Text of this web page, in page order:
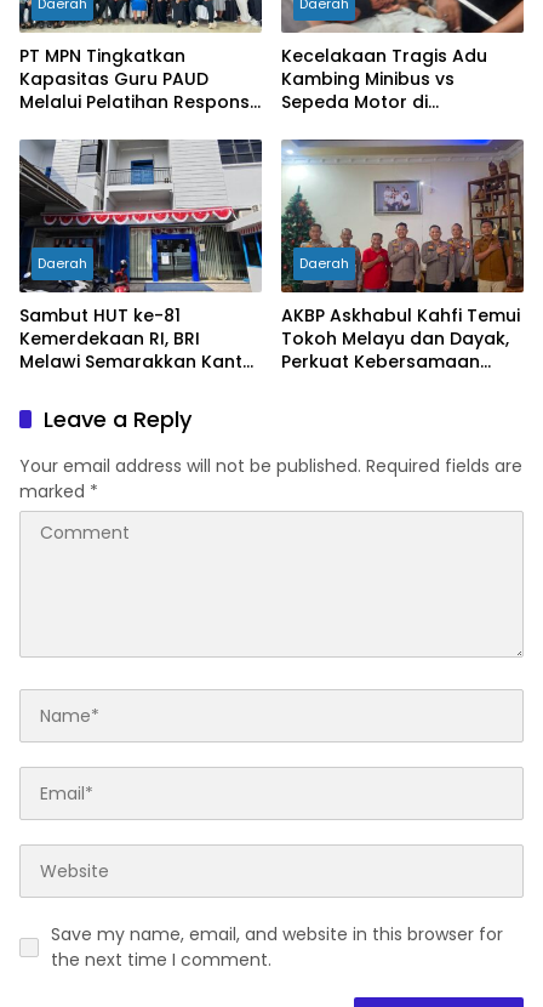
Daerah
PT MPN Tingkatkan
Kapasitas Guru PAUD
Melalui Pelatihan Responsif
Daerah
Kecelakaan Tragis Adu
Kambing Minibus vs
Sepeda Motor di
Meninggal Dunia
Daerah
Sambut HUT ke-81
Kemerdekaan RI, BRI
Melawi Semarakkan Kantor
Putih
Daerah
AKBP Askhabul Kahfi Temui
Tokoh Melayu dan Dayak,
Perkuat Kebersamaan
Leave a Reply
Your email address will not be published. Required fields are
marked *
Save my name, email, and website in this browser for
the next time I comment.